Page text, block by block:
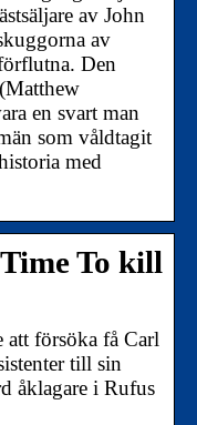
av John
av
Den
en svart man
som våldtagit
med
To kill
försöka få Carl
till sin
åklagare i Rufus